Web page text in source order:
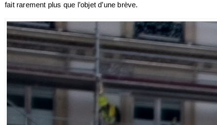
fait rarement plus que l’objet d’une brève.